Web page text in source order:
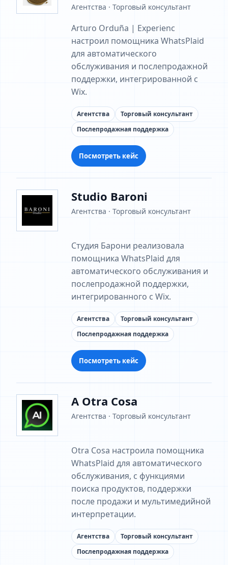
Агентства · Торговый консультант
Arturo Orduña | Experienc
настроил помощника WhatsPlaid
для автоматического
обслуживания и послепродажной
поддержки, интегрированной с
Wix.
Агентства
Торговый консультант
Послепродажная поддержка
Посмотреть кейс
Studio Baroni
Агентства · Торговый консультант
Студия Барони реализовала
помощника WhatsPlaid для
автоматического обслуживания и
послепродажной поддержки,
интегрированного с Wix.
Агентства
Торговый консультант
Послепродажная поддержка
Посмотреть кейс
A Otra Cosa
Агентства · Торговый консультант
Otra Cosa настроила помощника
WhatsPlaid для автоматического
обслуживания, с функциями
поиска продуктов, поддержки
после продажи и мультимедийной
интерпретации.
Агентства
Торговый консультант
Послепродажная поддержка